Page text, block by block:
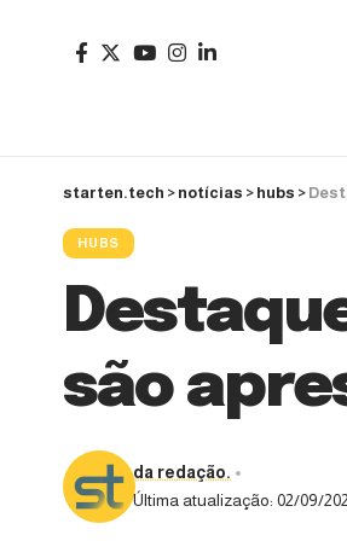
starten.tech > notícias > hubs >
HUBS
são
Última atualização: 02/09/
da redação.